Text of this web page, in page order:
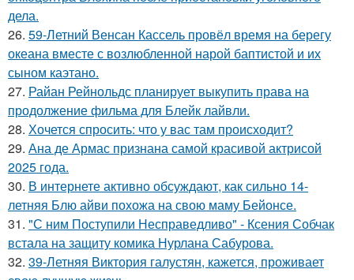
дела.
26. 59-Летний Венсан Кассель провёл время на берегу
океана вместе с возлюбленной нарой баптистой и их
сыном каэтано.
27. Райан Рейнольдс планирует выкупить права на
продолжение фильма для Блейк лайвли.
28. Хочется спросить: что у вас там происходит?
29. Ана де Армас признана самой красивой актрисой
2025 года.
30. В интернете активно обсуждают, как сильно 14-
летняя Блю айви похожа на свою маму Бейонсе.
31. "С ним Поступили Несправедливо" - Ксения Собчак
встала на защиту комика Нурлана Сабурова.
32. 39-Летняя Виктория галустян, кажется, проживает